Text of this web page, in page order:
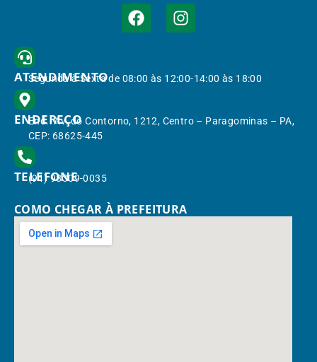
ATENDIMENTO
Segunda à Sexta de 08:00 às 12:00-14:00 às 18:00
ENDEREÇO
End.: Av. do Contorno, 1212, Centro – Paragominas – PA,
CEP: 68625-445
TELEFONE
(91) 98309-0035
COMO CHEGAR À PREFEITURA